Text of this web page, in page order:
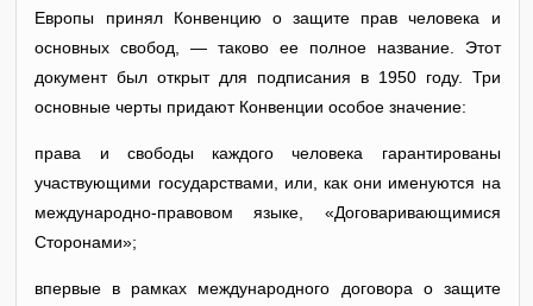
Европы принял Конвенцию о защите прав человека и
основных свобод, — таково ее полное название. Этот
документ был открыт для подписания в 1950 году. Три
основные черты придают Конвенции особое значение:
права и свободы каждого человека гарантированы
участвующими государствами, или, как они именуются на
международно-правовом языке, «Договаривающимися
Сторонами»;
впервые в рамках международного договора о защите